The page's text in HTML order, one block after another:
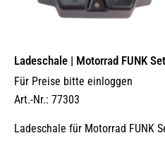
Ladeschale | Motorrad FUNK Set
Für Preise bitte einloggen
Art.-Nr.: 77303
Ladeschale für Motorrad FUNK